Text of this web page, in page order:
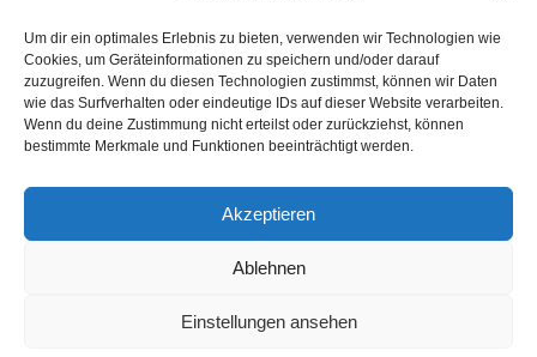
Um dir ein optimales Erlebnis zu bieten, verwenden wir Technologien wie
Cookies, um Geräteinformationen zu speichern und/oder darauf
zuzugreifen. Wenn du diesen Technologien zustimmst, können wir Daten
wie das Surfverhalten oder eindeutige IDs auf dieser Website verarbeiten.
Wenn du deine Zustimmung nicht erteilst oder zurückziehst, können
bestimmte Merkmale und Funktionen beeinträchtigt werden.
Akzeptieren
Ablehnen
Einstellungen ansehen
außenpolitisch gerade etwas, das Deutschland nachhaltig
schwächen könnte. Während Merz & Co. in den Umfragen
weiter absacken,…Weiterlesen »